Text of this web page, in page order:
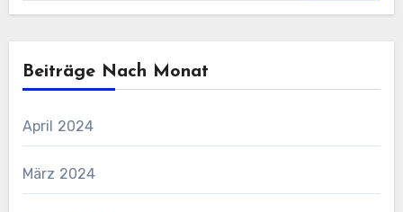
Beiträge Nach Monat
April 2024
März 2024